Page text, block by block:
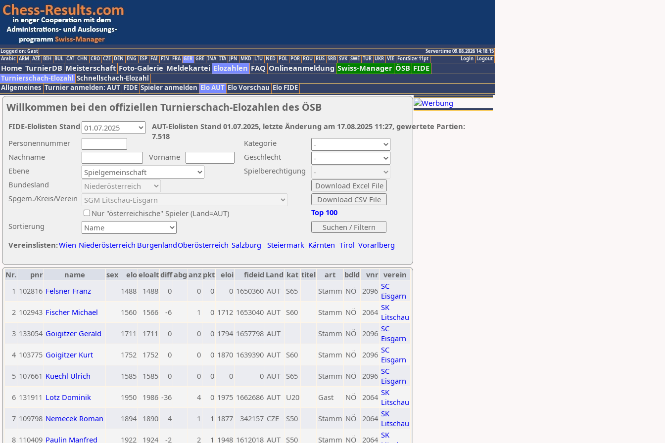
Logged on: Gast
Servertime 09.08.2026 14:18:15
Logout
Login
Arabic ARM AZE BIH BUL CAT CHN CRO CZE DEN ENG ESP FAI FIN FRA GER GRE INA ITA JPN MKD LTU NED POL POR ROU RUS SRB SVK SWE TUR UKR VIE FontSize:11pt
Home TurnierDB Meisterschaft Foto-Galerie Meldekartei Elozahlen FAQ Onlineanmeldung Swiss-Manager ÖSB FIDE
Turnierschach-Elozahl Schnellschach-Elozahl
Allgemeines Turnier anmelden: AUT FIDE Spieler anmelden Elo AUT Elo Vorschau Elo FIDE
Willkommen bei den offiziellen Turnierschach-Elozahlen des ÖSB
Nachname
Vorname
Ebene
Kategorie
Sortierung
Personennummer
Bundesland
Spgem./Kreis/Verein
Geschlecht
Nur "österreichische" Spieler (Land=AUT)
Spielberechtigung
Vereinslisten:Wien Niederösterreich BurgenlandOberösterreich Salzburg Steiermark Kärnten Tirol Vorarlberg
Top 100
AUT-Elolisten Stand 01.07.2025, letzte Änderung am 17.08.2025 11:27, gewertete Partien:
7.518
FIDE-Elolisten Stand
Nr. pnr name sex eloeloaltdiffabg anz pkt eloi fideid Land kat titel art bdld vnr verein
1 102816 Felsner Franz 1488 1488 0 0 0 0 1650360 AUT S65 Stamm NÖ 2096 SC
Eisgarn
2 102943 Fischer Michael 1560 1566 -6 1 0 1712 1653040 AUT S60 Stamm NÖ 2064 SK
Litschau
3 133054 Goigitzer Gerald 1711 1711 0 0 0 1794 1657798 AUT Stamm NÖ 2096 SC
Eisgarn
4 103775 Goigitzer Kurt 1752 1752 0 0 0 1870 1639390 AUT S60 Stamm NÖ 2096 SC
Eisgarn
5 107661 Kuechl Ulrich 1585 1585 0 0 0 0 0 AUT S65 Stamm NÖ 2096 SC
Eisgarn
6 131911 Lotz Dominik 1950 1986 -36 4 0 1975 1662686 AUT U20 Gast NÖ 2064 SK
Litschau
7 109798 Nemecek Roman 1894 1890 4 1 1 1877 342157 CZE S50 Stamm NÖ 2064 SK
Litschau
8 110409 Paulin Manfred 1922 1924 -2 2 1 1948 1612018 AUT S50 Stamm NÖ 2064 SK